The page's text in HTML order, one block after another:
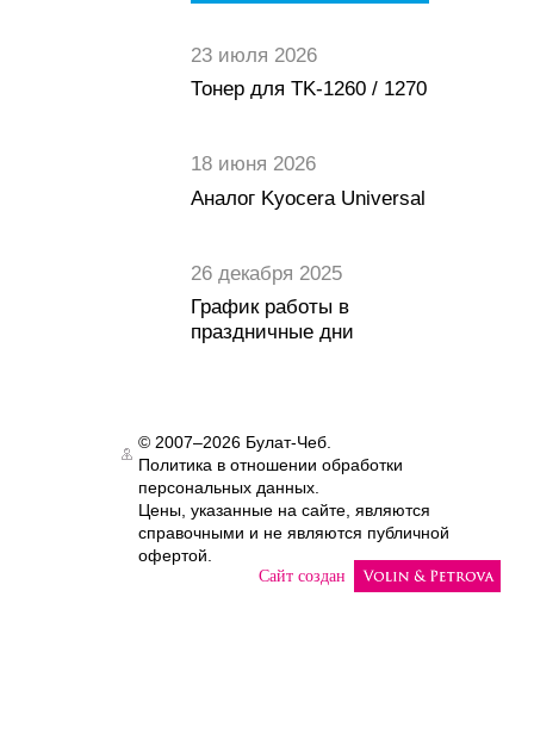
23 июля 2026
Тонер для TK-1260 / 1270
18 июня 2026
Аналог Kyocera Universal
26 декабря 2025
График работы в
праздничные дни
Сайт создан
© 2007–2026 Булат-Чеб.
Политика в отношении обработки
персональных данных.
Цены, указанные на сайте, являются
справочными и не являются публичной
офертой.
Authorization